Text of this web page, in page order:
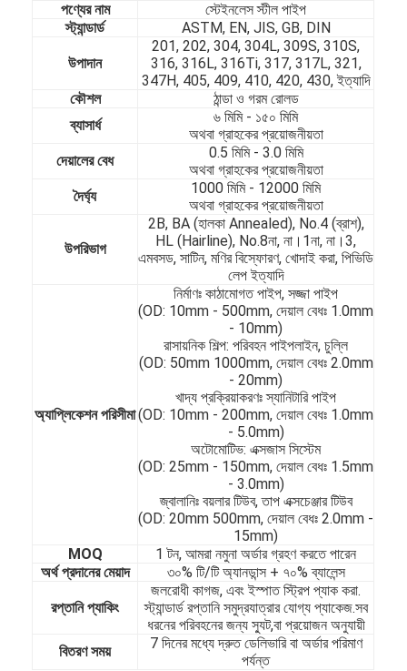
পণ্যের নাম
স্টেইনলেস স্টীল পাইপ
স্ট্যান্ডার্ড
ASTM, EN, JIS, GB, DIN
উপাদান
201, 202, 304, 304L, 309S, 310S,
316, 316L, 316Ti, 317, 317L, 321,
347H, 405, 409, 410, 420, 430, ইত্যাদি
কৌশল
ঠান্ডা ও গরম রোলড
ব্যাসার্ধ
৬ মিমি - ১৫০ মিমি
অথবা গ্রাহকের প্রয়োজনীয়তা
দেয়ালের বেধ
0.5 মিমি - 3.0 মিমি
অথবা গ্রাহকের প্রয়োজনীয়তা
দৈর্ঘ্য
1000 মিমি - 12000 মিমি
অথবা গ্রাহকের প্রয়োজনীয়তা
উপরিভাগ
2B, BA (হালকা Annealed), No.4 (ব্রাশ),
HL (Hairline), No.8না, না।1না, না।3,
এমবসড, সাটিন, মণির বিস্ফোরণ, খোদাই করা, পিভিডি
লেপ ইত্যাদি
অ্যাপ্লিকেশন পরিসীমা
নির্মাণঃ কাঠামোগত পাইপ, সজ্জা পাইপ
(OD: 10mm - 500mm, দেয়াল বেধঃ 1.0mm
- 10mm)
রাসায়নিক শিল্প: পরিবহন পাইপলাইন, চুল্লি
(OD: 50mm 1000mm, দেয়াল বেধঃ 2.0mm
- 20mm)
খাদ্য প্রক্রিয়াকরণঃ স্যানিটারি পাইপ
(OD: 10mm - 200mm, দেয়াল বেধঃ 1.0mm
- 5.0mm)
অটোমোটিভ: এক্সজাস সিস্টেম
(OD: 25mm - 150mm, দেয়াল বেধঃ 1.5mm
- 3.0mm)
জ্বালানিঃ বয়লার টিউব, তাপ এক্সচেঞ্জার টিউব
(OD: 20mm 500mm, দেয়াল বেধঃ 2.0mm -
15mm)
MOQ
1 টন, আমরা নমুনা অর্ডার গ্রহণ করতে পারেন
অর্থ প্রদানের মেয়াদ
৩০% টি/টি অ্যানডান্স + ৭০% ব্যালেন্স
রপ্তানি প্যাকিং
জলরোধী কাগজ, এবং ইস্পাত স্ট্রিপ প্যাক করা.
স্ট্যান্ডার্ড রপ্তানি সমুদ্রযাত্রার যোগ্য প্যাকেজ.সব
ধরনের পরিবহনের জন্য স্যুট,বা প্রয়োজন অনুযায়ী
বিতরণ সময়
7 দিনের মধ্যে দ্রুত ডেলিভারি বা অর্ডার পরিমাণ
পর্যন্ত